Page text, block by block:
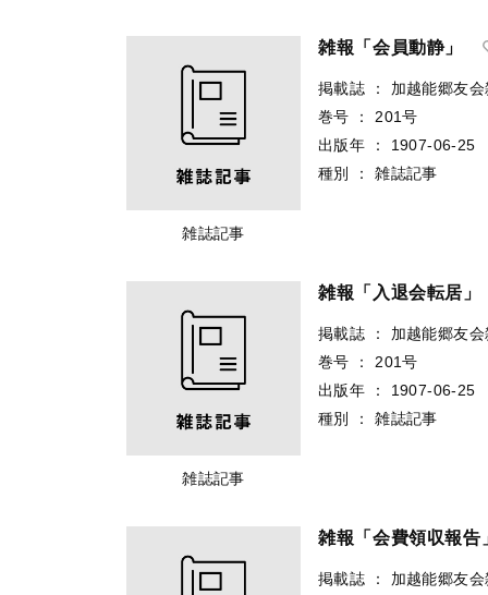
雑誌記事
雑報「会員動静」
掲載誌 ：
加越能郷友会
巻号
：
201号
出版年
：
1907-06-25
種別
： 雑誌記事
雑誌記事
雑報「入退会転居」
掲載誌 ：
加越能郷友会
巻号
：
201号
出版年
：
1907-06-25
種別
： 雑誌記事
雑報「会費領収報告
掲載誌 ：
加越能郷友会